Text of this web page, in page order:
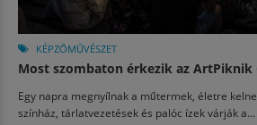
KÉPZŐMŰVÉSZET
Most szombaton érkezik az ArtPiknik
Egy napra megnyílnak a műtermek, életre
színház, tárlatvezetések és palóc ízek várják a...